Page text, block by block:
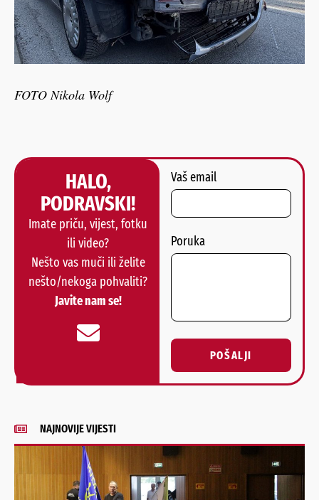
FOTO Nikola Wolf
HALO,
PODRAVSKI!
Imate priču, vijest, fotku
ili video?
Nešto vas muči ili želite
nešto/nekoga pohvaliti?
Javite nam se!
Vaš email
Poruka
POŠALJI
Alternative:
NAJNOVIJE VIJESTI